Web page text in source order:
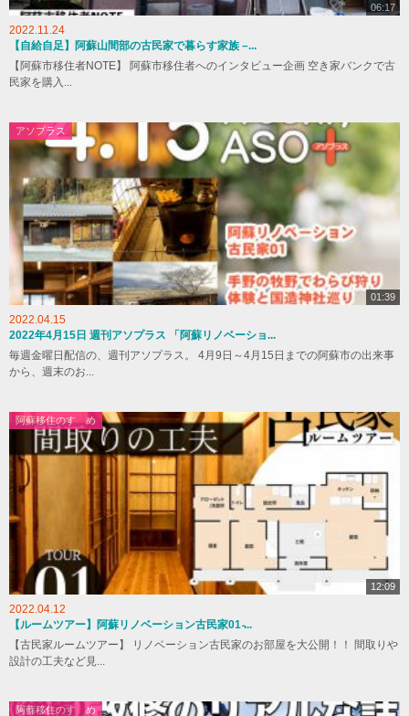
06:17
2022.11.24
【自給自足】阿蘇山間部の古民家で暮らす家族 –...
【阿蘇市移住者NOTE】 阿蘇市移住者へのインタビュー企画 空き家バンクで古
民家を購入...
アソプラス
01:39
2022.04.15
2022年4月15日 週刊アソプラス 「阿蘇リノベーショ...
毎週金曜日配信の、週刊アソプラス。 4月9日～4月15日までの阿蘇市の出来事
から、週末のお...
阿蘇移住のすゝめ
12:09
2022.04.12
【ルームツアー】阿蘇リノベーション古民家01 ̵...
【古民家ルームツアー】 リノベーション古民家のお部屋を大公開！！ 間取りや
設計の工夫など見...
阿蘇移住のすゝめ